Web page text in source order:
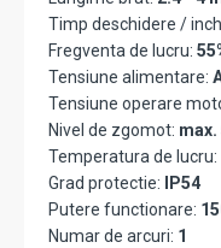
Timp deschidere /
Fregventa de lucru:
Tensiune alimentare:
Tensiune operare
Nivel de zgomot: max.
Temperatura de lucru:
Grad protectie:
IP54
Putere functionare:
Numar de arcuri: 1